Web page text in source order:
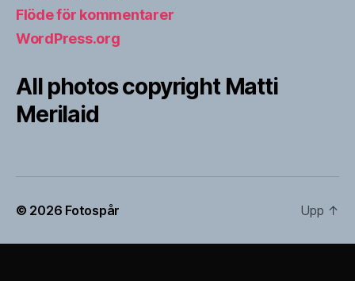
Flöde för kommentarer
WordPress.org
All photos copyright Matti
Merilaid
© 2026 Fotospår Upp ↑